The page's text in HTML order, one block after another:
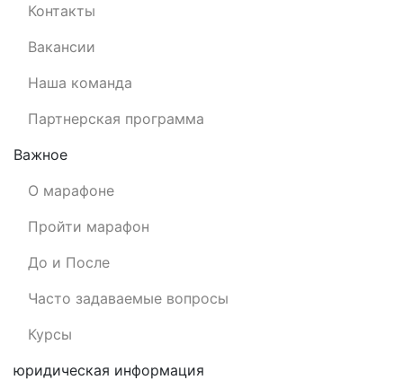
Контакты
Вакансии
Наша команда
Партнерская программа
Важное
О марафоне
Пройти марафон
До и После
Часто задаваемые вопросы
Курсы
юридическая информация